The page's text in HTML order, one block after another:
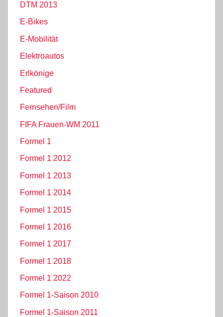
DTM 2013
E-Bikes
E-Mobilität
Elektroautos
Erlkönige
Featured
Fernsehen/Film
FIFA Frauen-WM 2011
Formel 1
Formel 1 2012
Formel 1 2013
Formel 1 2014
Formel 1 2015
Formel 1 2016
Formel 1 2017
Formel 1 2018
Formel 1 2022
Formel 1-Saison 2010
Formel 1-Saison 2011